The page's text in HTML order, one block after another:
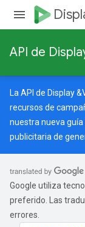
API de
La API de Display
recursos de
nuestra nueva guía
publicitaria de
Google utiliza
preferido. Las
errores.